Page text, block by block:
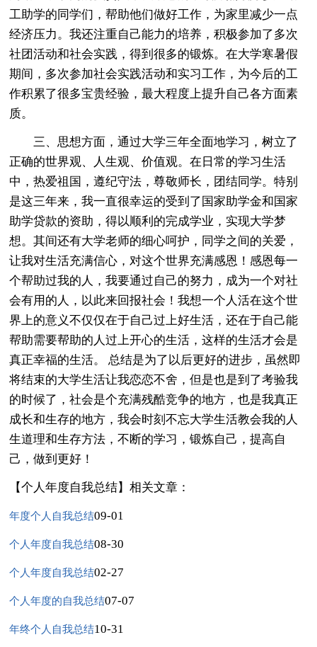
工助学的同学们，帮助他们做好工作，为家里减少一点
经济压力。我还注重自己能力的培养，积极参加了多次
社团活动和社会实践，得到很多的锻炼。在大学寒暑假
期间，多次参加社会实践活动和实习工作，为今后的工
作积累了很多宝贵经验，最大程度上提升自己各方面素
质。
三、思想方面，通过大学三年全面地学习，树立了
正确的世界观、人生观、价值观。在日常的学习生活
中，热爱祖国，遵纪守法，尊敬师长，团结同学。特别
是这三年来，我一直很幸运的受到了国家助学金和国家
助学贷款的资助，得以顺利的完成学业，实现大学梦
想。其间还有大学老师的细心呵护，同学之间的关爱，
让我对生活充满信心，对这个世界充满感恩！感恩每一
个帮助过我的人，我要通过自己的努力，成为一个对社
会有用的人，以此来回报社会！我想一个人活在这个世
界上的意义不仅仅在于自己过上好生活，还在于自己能
帮助需要帮助的人过上开心的生活，这样的生活才会是
真正幸福的生活。 总结是为了以后更好的进步，虽然即
将结束的大学生活让我恋恋不舍，但是也是到了考验我
的时候了，社会是个充满残酷竞争的地方，也是我真正
成长和生存的地方，我会时刻不忘大学生活教会我的人
生道理和生存方法，不断的学习，锻炼自己，提高自
己，做到更好！
【个人年度自我总结】相关文章：
年度个人自我总结09-01
个人年度自我总结08-30
个人年度自我总结02-27
个人年度的自我总结07-07
年终个人自我总结10-31